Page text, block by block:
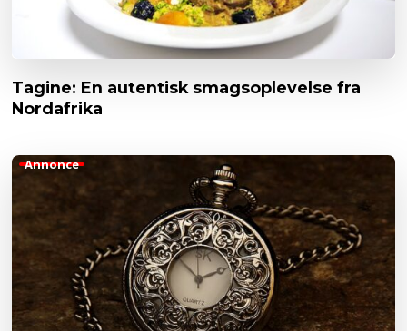
Tagine: En autentisk smagsoplevelse fra
Nordafrika
Annonce